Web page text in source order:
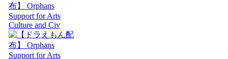
布】 Orphans
Support for Arts
Culture and Civ